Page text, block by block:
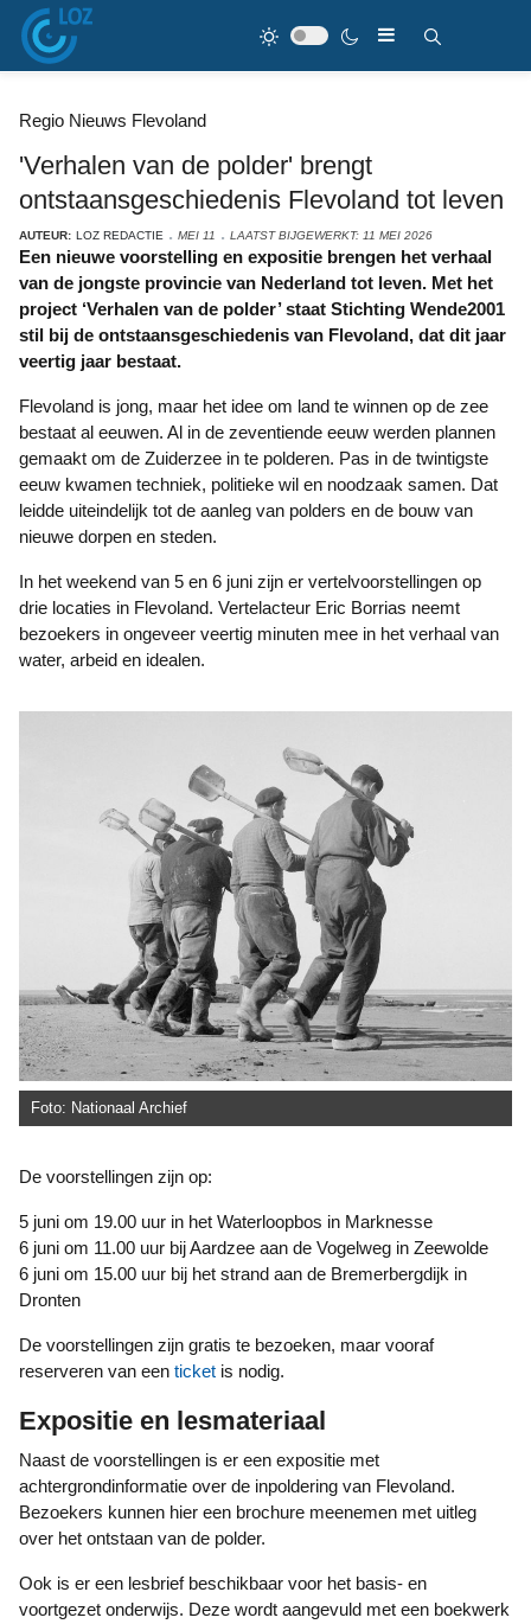
Regio Nieuws Flevoland
'Verhalen van de polder' brengt
ontstaansgeschiedenis Flevoland tot leven
AUTEUR: LOZ REDACTIE MEI 11 LAATST BIJGEWERKT: 11 MEI 2026
Een nieuwe voorstelling en expositie brengen het verhaal
van de jongste provincie van Nederland tot leven. Met het
project ‘Verhalen van de polder’ staat Stichting Wende2001
stil bij de ontstaansgeschiedenis van Flevoland, dat dit jaar
veertig jaar bestaat.
Flevoland is jong, maar het idee om land te winnen op de zee
bestaat al eeuwen. Al in de zeventiende eeuw werden plannen
gemaakt om de Zuiderzee in te polderen. Pas in de twintigste
eeuw kwamen techniek, politieke wil en noodzaak samen. Dat
leidde uiteindelijk tot de aanleg van polders en de bouw van
nieuwe dorpen en steden.
In het weekend van 5 en 6 juni zijn er vertelvoorstellingen op
drie locaties in Flevoland. Vertelacteur Eric Borrias neemt
bezoekers in ongeveer veertig minuten mee in het verhaal van
water, arbeid en idealen.
Foto: Nationaal Archief
De voorstellingen zijn op:
5 juni om 19.00 uur in het Waterloopbos in Marknesse
6 juni om 11.00 uur bij Aardzee aan de Vogelweg in Zeewolde
6 juni om 15.00 uur bij het strand aan de Bremerbergdijk in
Dronten
De voorstellingen zijn gratis te bezoeken, maar vooraf
reserveren van een ticket is nodig.
Expositie en lesmateriaal
Naast de voorstellingen is er een expositie met
achtergrondinformatie over de inpoldering van Flevoland.
Bezoekers kunnen hier een brochure meenemen met uitleg
over het ontstaan van de polder.
Ook is er een lesbrief beschikbaar voor het basis- en
voortgezet onderwijs. Deze wordt aangevuld met een boekwerk